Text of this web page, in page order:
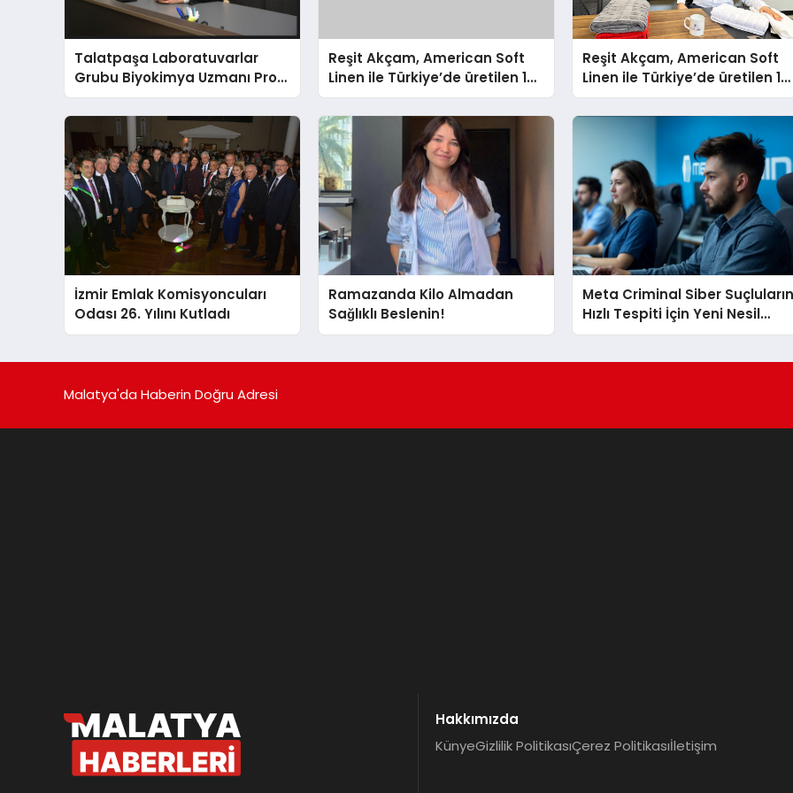
Talatpaşa Laboratuvarlar
Grubu Biyokimya Uzmanı Prof.
Dr. Ahmet Var
Reşit Akçam, American Soft
Linen ile Türkiye’de üretilen 10
milyon havluyu her yıl
Amerikalı tüketicilerle
buluşturuyor
Reşit Akçam, American Soft
Linen ile Türkiye’de üretilen 10
milyon havluyu her yıl
Amerikalı tüketicilerle
İzmir Emlak Komisyoncuları
Odası 26. Yılını Kutladı
Ramazanda Kilo Almadan
Sağlıklı Beslenin!
Meta Criminal Siber
Hızlı Tespiti İçin Yeni Nesil
Yöntemler Kullanıyor
Malatya'da Haberin Doğru Adresi
Hakkımızda
KünyeGizlilik PolitikasıÇerez Politikasıİletişim